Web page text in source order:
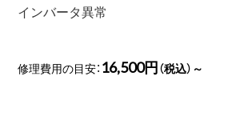
インバータ異常
修理費用の目安： 16,500円（税込）～